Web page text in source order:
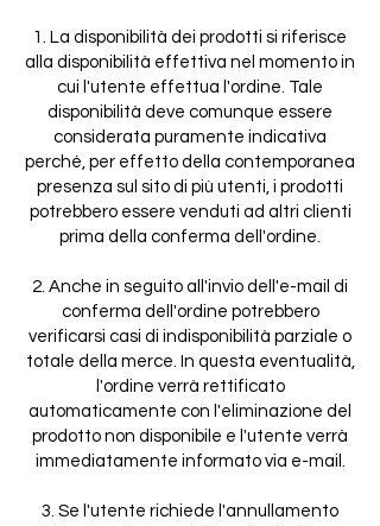
1. La disponibilità dei prodotti si riferisce
alla disponibilità effettiva nel momento in
cui l'utente effettua l'ordine. Tale
disponibilità deve comunque essere
considerata puramente indicativa
perché, per effetto della contemporanea
presenza sul sito di più utenti, i prodotti
potrebbero essere venduti ad altri clienti
prima della conferma dell'ordine.
2. Anche in seguito all'invio dell'e-mail di
conferma dell'ordine potrebbero
verificarsi casi di indisponibilità parziale o
totale della merce. In questa eventualità,
l'ordine verrà rettificato
automaticamente con l'eliminazione del
prodotto non disponibile e l'utente verrà
immediatamente informato via e-mail.
3. Se l'utente richiede l'annullamento